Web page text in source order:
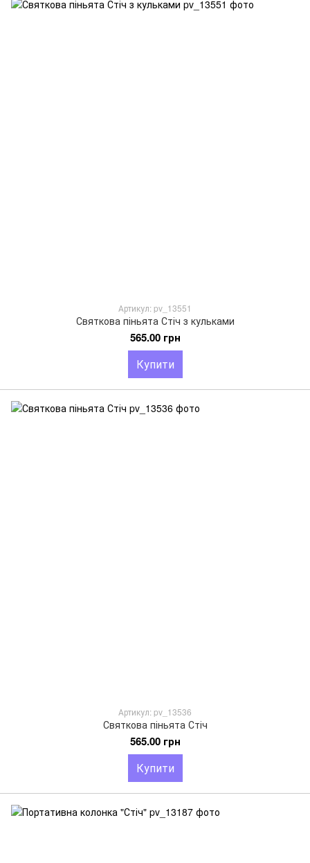
Артикул: pv_13551
Святкова піньята Стіч з кульками
565.00 грн
Купити
Артикул: pv_13536
Святкова піньята Стіч
565.00 грн
Купити